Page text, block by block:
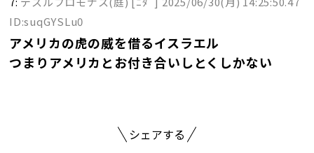
ID:suqGYSLu0
アメリカの虎の威を借るイスラエル
つまりアメリカとお付き合いしとくしかない
シェアする